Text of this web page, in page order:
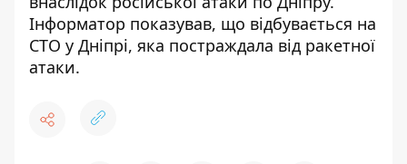
Інформатор показував, що відбувається на
СТО у Дніпрі, яка постраждала від ракетної
атаки.